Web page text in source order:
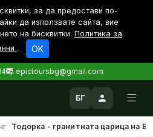
за да предостави по-
да използвате сайта, вие
на бисквитки. Политика за
. OK
epictoursbg@gmail.com
БГ
Тодорка - гранитната царица на